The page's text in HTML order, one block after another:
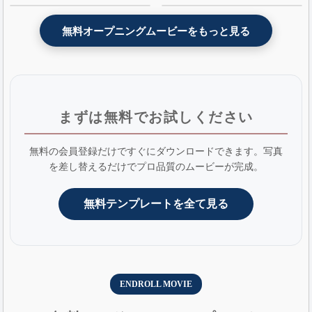
- AE版
無料オープニングムービーをもっと見る
まずは無料でお試しください
無料の会員登録だけですぐにダウンロードできます。写真
を差し替えるだけでプロ品質のムービーが完成。
無料テンプレートを全て見る
ENDROLL MOVIE